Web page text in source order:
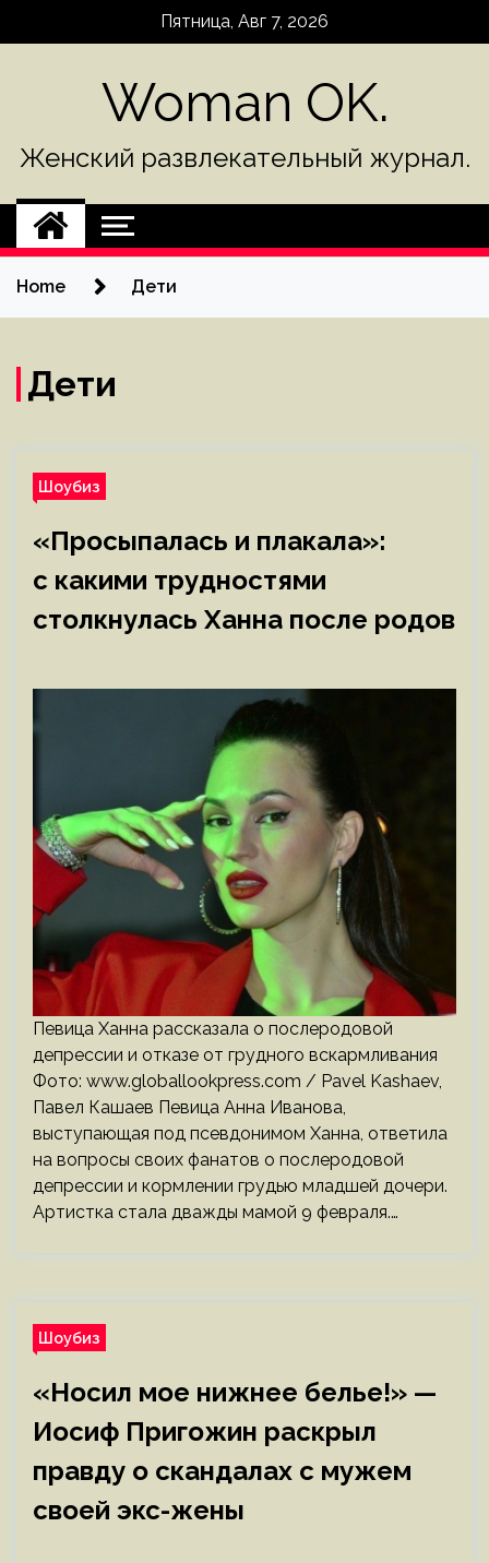
Пятница, Авг 7, 2026
Woman OK.
Женский развлекательный журнал.
Home Дети
Дети
Шоубиз
«Просыпалась и плакала»:
с какими трудностями
столкнулась Ханна после родов
Певица Ханна рассказала о послеродовой
депрессии и отказе от грудного вскармливания
Фото: www.globallookpress.com / Pavel Kashaev,
Павел Кашаев Певица Анна Иванова,
выступающая под псевдонимом Ханна, ответила
на вопросы своих фанатов о послеродовой
депрессии и кормлении грудью младшей дочери.
Артистка стала дважды мамой 9 февраля.…
Шоубиз
«Носил мое нижнее белье!» —
Иосиф Пригожин раскрыл
правду о скандалах с мужем
своей экс-жены